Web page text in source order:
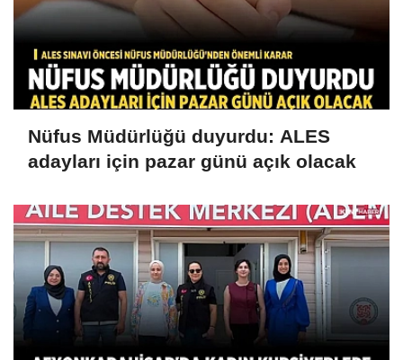
Nüfus Müdürlüğü duyurdu: ALES
adayları için pazar günü açık olacak